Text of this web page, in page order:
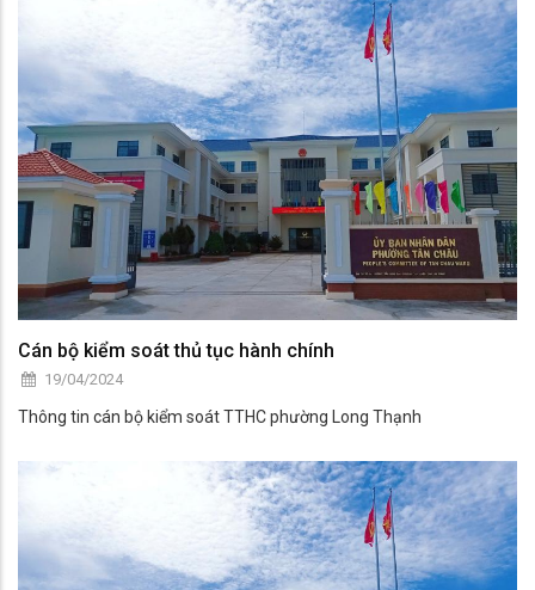
Cán bộ kiểm soát thủ tục hành chính
19/04/2024
Thông tin cán bộ kiểm soát TTHC phường Long Thạnh